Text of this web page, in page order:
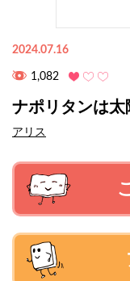
2024.07.16
1,082
ナポリタンは太
アリス